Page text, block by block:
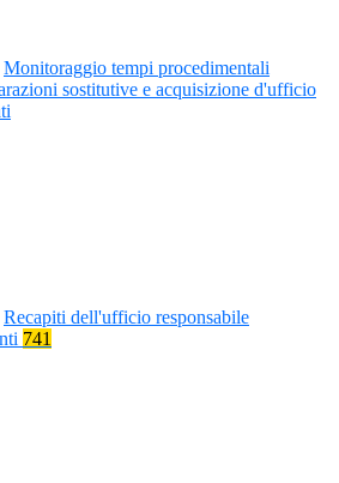
Monitoraggio tempi procedimentali
sostitutive e acquisizione d'ufficio
Recapiti dell'ufficio responsabile
741